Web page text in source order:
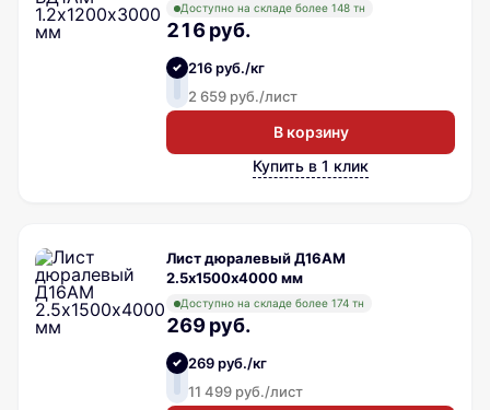
Доступно на складе более 148 тн
216 руб.
216 руб./кг
2 659 руб./лист
В корзину
Купить в 1 клик
Лист дюралевый Д16АМ
2.5х1500х4000 мм
Доступно на складе более 174 тн
269 руб.
269 руб./кг
11 499 руб./лист